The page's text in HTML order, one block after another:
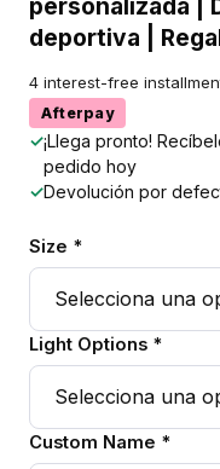
personalizada |
deportiva |
4 interest-free
Afterpay
✓¡Llega pronto!
pedido hoy
✓Devolución por
Size *
Light Options *
Custom Name *